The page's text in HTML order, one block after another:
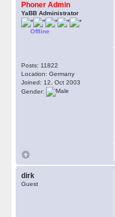
Phoner Admin
YaBB Administrator
Offline
Posts: 11822
Location: Germany
Joined: 12. Oct 2003
Gender:
dirk
Guest